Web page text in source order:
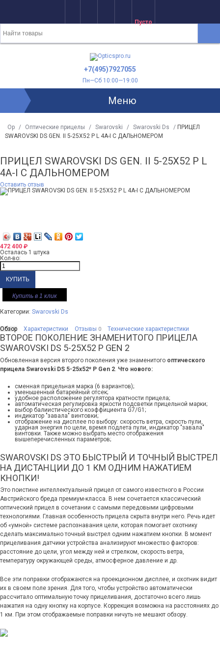
Пусто
+7(495)7927055
Пн—Сб 10:00—19:00
Меню
Op / Оптические прицелы / Swarovski / Swarovski Ds / ПРИЦЕЛ
SWAROVSKI DS GEN. II 5-25X52 P L 4A-I С ДАЛЬНОМЕРОМ
ПРИЦЕЛ SWAROVSKI DS GEN. II 5-25X52 P L
4A-I С ДАЛЬНОМЕРОМ
Оставить отзыв
472 400 ₽
Осталась 1 штука
Кол-во:
Купить в 1 клик
Категории: Swarovski Ds
Обзор Характеристики Отзывы 0 Технические характеристики
ВТОРОЕ ПОКОЛЕНИЕ ЗНАМЕНИТОГО ПРИЦЕЛА
SWAROVSKI DS 5-25X52 P GEN 2
Обновленная версия второго поколения уже знаменитого оптического
прицела Swarovski DS 5-25x52* P Gen 2 Что нового:
сменная прицельная марка (6 вариантов);
уменьшенный батарейный отсек;
удобное расположение регулятора кратности прицела;
автоматическая регулировка яркости подсветки прицельной марки;
выбор балиистического коэффициента G7/G1;
индикатор "завала" винтовки;
отображение на дисплее по выбору: скорость ветра, скрость пули,
ударная энергия по цели, время подлета пули, индикатор "завала"
винтовки. Также можно выбрать место отображения
вышеперечисленных параметров;
SWAROVSKI DS ЭТО БЫСТРЫЙ И ТОЧНЫЙ ВЫСТРЕЛ
НА ДИСТАНЦИИ ДО 1 КМ ОДНИМ НАЖАТИЕМ
КНОПКИ!
Это поистине интеллектуальный прицел от самого известного в России
Австрийского бреда премиум-класса. В нем сочетается классический
оптический прицел в сочетании с самыми передовыми цифровыми
технологиями. Главная особенность прицела скрыта внутри него. Речь идет
об «умной» системе распознавания цели, которая помогает охотнику
сделать максимально точный выстрел одним нажатием кнопки. В момент
прицеливания датчики устройства анализируют множество факторов:
расстояние до цели, угол между ней и стрелком, скорость ветра,
температуру окружающей среды, атмосферное давление и др.
Все эти поправки отображаются на проекционном дисплее, и охотник видит
их в своем поле зрения. Для того, чтобы устройство автоматически
рассчитало оптимальную точку прицеливания, достаточно всего лишь
нажатия на одну кнопку на корпусе. Коррекция возможна на расстояниях до
1 км. При этом отображаемые поправки ничуть не мешают обзору.